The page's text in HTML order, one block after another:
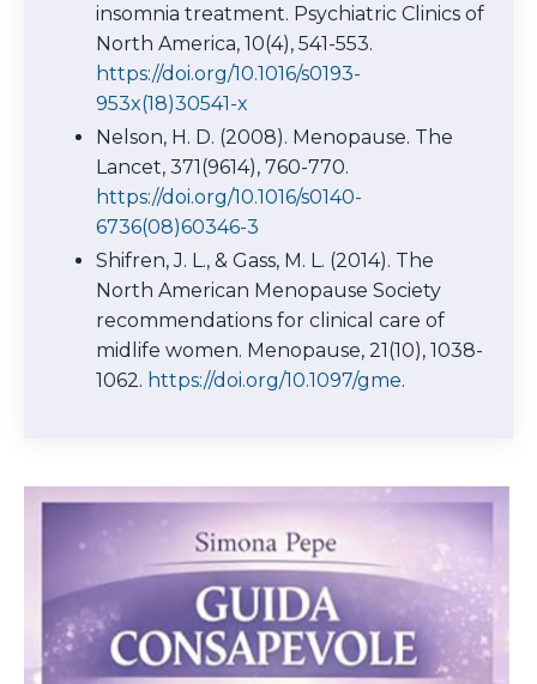
insomnia treatment. Psychiatric Clinics of
North America, 10(4), 541-553.
https://doi.org/10.1016/s0193-
953x(18)30541-x
Nelson, H. D. (2008). Menopause. The
Lancet, 371(9614), 760-770.
https://doi.org/10.1016/s0140-
6736(08)60346-3
Shifren, J. L., & Gass, M. L. (2014). The
North American Menopause Society
recommendations for clinical care of
midlife women. Menopause, 21(10), 1038-
1062. https://doi.org/10.1097/gme.